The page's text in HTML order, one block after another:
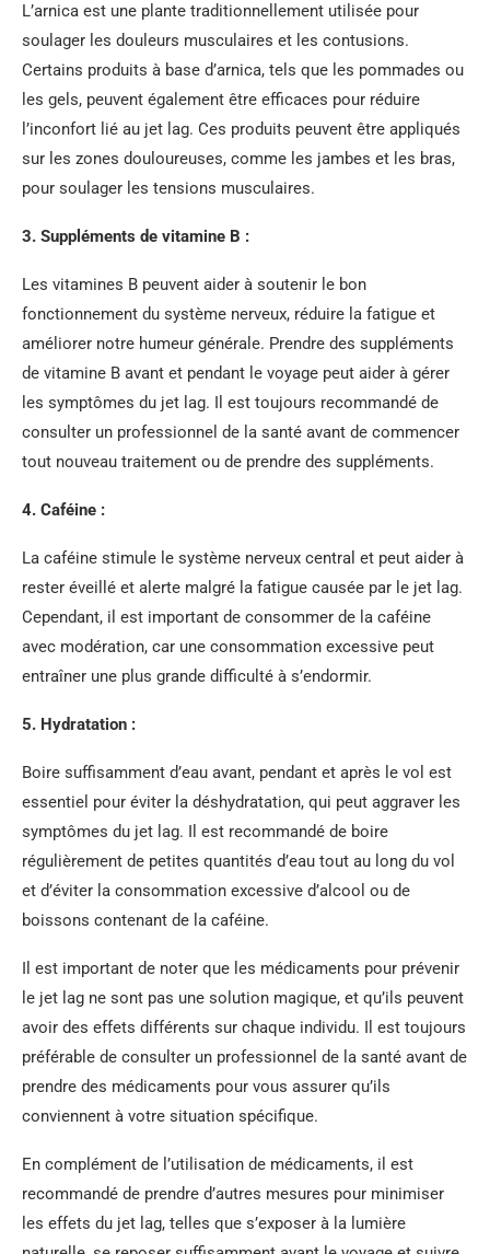
L’arnica est une plante traditionnellement utilisée pour
soulager les douleurs musculaires et les contusions.
Certains produits à base d’arnica, tels que les pommades ou
les gels, peuvent également être efficaces pour réduire
l’inconfort lié au jet lag. Ces produits peuvent être appliqués
sur les zones douloureuses, comme les jambes et les bras,
pour soulager les tensions musculaires.
3. Suppléments de vitamine B :
Les vitamines B peuvent aider à soutenir le bon
fonctionnement du système nerveux, réduire la fatigue et
améliorer notre humeur générale. Prendre des suppléments
de vitamine B avant et pendant le voyage peut aider à gérer
les symptômes du jet lag. Il est toujours recommandé de
consulter un professionnel de la santé avant de commencer
tout nouveau traitement ou de prendre des suppléments.
4. Caféine :
La caféine stimule le système nerveux central et peut aider à
rester éveillé et alerte malgré la fatigue causée par le jet lag.
Cependant, il est important de consommer de la caféine
avec modération, car une consommation excessive peut
entraîner une plus grande difficulté à s’endormir.
5. Hydratation :
Boire suffisamment d’eau avant, pendant et après le vol est
essentiel pour éviter la déshydratation, qui peut aggraver les
symptômes du jet lag. Il est recommandé de boire
régulièrement de petites quantités d’eau tout au long du vol
et d’éviter la consommation excessive d’alcool ou de
boissons contenant de la caféine.
Il est important de noter que les médicaments pour prévenir
le jet lag ne sont pas une solution magique, et qu’ils peuvent
avoir des effets différents sur chaque individu. Il est toujours
préférable de consulter un professionnel de la santé avant de
prendre des médicaments pour vous assurer qu’ils
conviennent à votre situation spécifique.
En complément de l’utilisation de médicaments, il est
recommandé de prendre d’autres mesures pour minimiser
les effets du jet lag, telles que s’exposer à la lumière